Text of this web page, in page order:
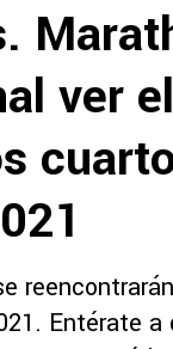
Kervin
ver
Entérate